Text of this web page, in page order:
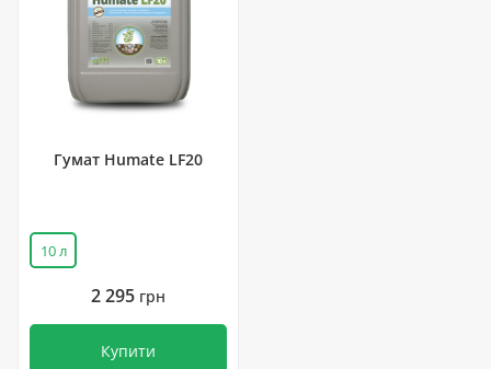
Гумат Humate LF20
10 л
2 295 грн
Купити